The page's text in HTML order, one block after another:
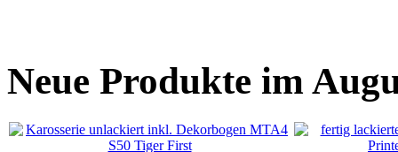
Neue Produkte im